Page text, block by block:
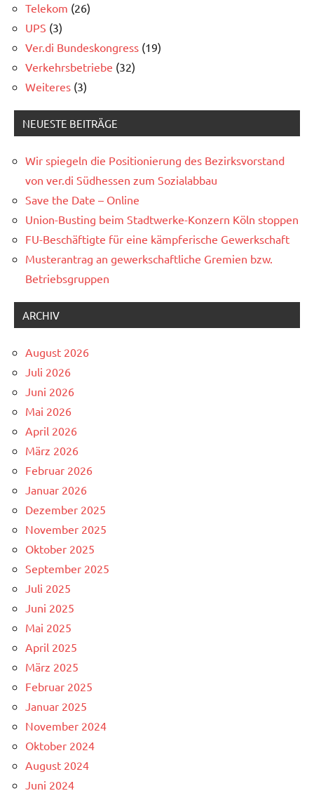
Telekom (26)
UPS (3)
Ver.di Bundeskongress (19)
Verkehrsbetriebe (32)
Weiteres (3)
NEUESTE BEITRÄGE
Wir spiegeln die Positionierung des Bezirksvorstand
von ver.di Südhessen zum Sozialabbau
Save the Date – Online
Union-Busting beim Stadtwerke-Konzern Köln stoppen
FU-Beschäftigte für eine kämpferische Gewerkschaft
Musterantrag an gewerkschaftliche Gremien bzw.
Betriebsgruppen
ARCHIV
August 2026
Juli 2026
Juni 2026
Mai 2026
April 2026
März 2026
Februar 2026
Januar 2026
Dezember 2025
November 2025
Oktober 2025
September 2025
Juli 2025
Juni 2025
Mai 2025
April 2025
März 2025
Februar 2025
Januar 2025
November 2024
Oktober 2024
August 2024
Juni 2024